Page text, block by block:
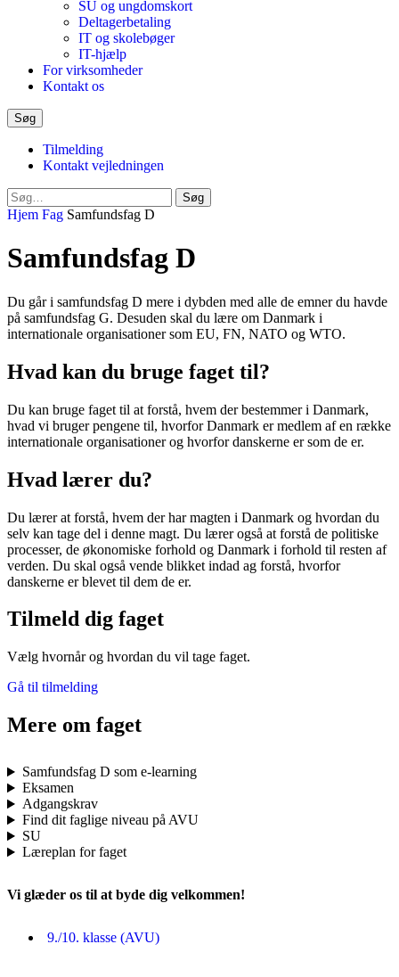
SU og ungdomskort
Deltagerbetaling
IT og skolebøger
IT-hjælp
For virksomheder
Kontakt os
Søg
Tilmelding
Kontakt vejledningen
Luk
søgeformular
Søg
Hjem Fag Samfundsfag D
Samfundsfag D
Du går i samfundsfag D mere i dybden med alle de emner du havde
på samfundsfag G. Desuden skal du lære om Danmark i
internationale organisationer som EU, FN, NATO og WTO.
Hvad kan du bruge faget til?
Du kan bruge faget til at forstå, hvem der bestemmer i Danmark,
hvad vi bruger pengene til, hvorfor Danmark er medlem af en række
internationale organisationer og hvorfor danskerne er som de er.
Hvad lærer du?
Du lærer at forstå, hvem der har magten i Danmark og hvordan du
selv kan tage del i denne magt. Du lærer også at forstå de politiske
processer, de økonomiske forhold og Danmark i forhold til resten af
verden. Du skal også vende blikket indad ag forstå, hvorfor
danskerne er blevet til dem de er.
Tilmeld dig faget
Vælg hvornår og hvordan du vil tage faget.
Gå til tilmelding
Mere om faget
Samfundsfag D som e-learning
Eksamen
Adgangskrav
Find dit faglige niveau på AVU
SU
Læreplan for faget
Vi glæder os til at byde dig velkommen!
9./10. klasse (AVU)